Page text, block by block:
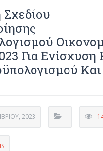
Σχεδίου
Για Ενίσχυση
Και
2023